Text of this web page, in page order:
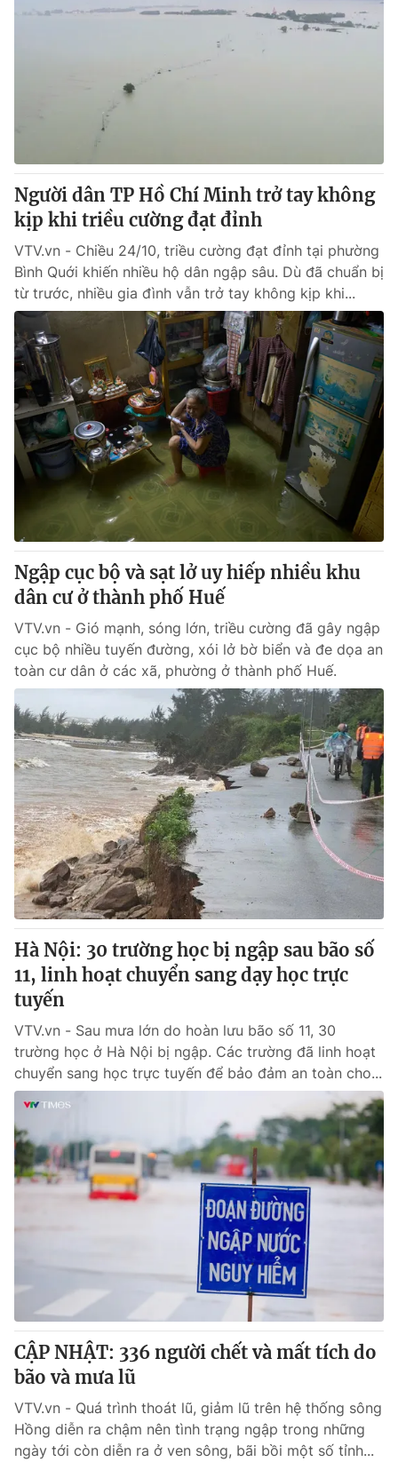
Người dân TP Hồ Chí Minh trở tay không
kịp khi triều cường đạt đỉnh
VTV.vn - Chiều 24/10, triều cường đạt đỉnh tại phường
Bình Quới khiến nhiều hộ dân ngập sâu. Dù đã chuẩn bị
từ trước, nhiều gia đình vẫn trở tay không kịp khi...
Ngập cục bộ và sạt lở uy hiếp nhiều khu
dân cư ở thành phố Huế
VTV.vn - Gió mạnh, sóng lớn, triều cường đã gây ngập
cục bộ nhiều tuyến đường, xói lở bờ biển và đe dọa an
toàn cư dân ở các xã, phường ở thành phố Huế.
Hà Nội: 30 trường học bị ngập sau bão số
11, linh hoạt chuyển sang dạy học trực
tuyến
VTV.vn - Sau mưa lớn do hoàn lưu bão số 11, 30
trường học ở Hà Nội bị ngập. Các trường đã linh hoạt
chuyển sang học trực tuyến để bảo đảm an toàn cho...
CẬP NHẬT: 336 người chết và mất tích do
bão và mưa lũ
VTV.vn - Quá trình thoát lũ, giảm lũ trên hệ thống sông
Hồng diễn ra chậm nên tình trạng ngập trong những
ngày tới còn diễn ra ở ven sông, bãi bồi một số tỉnh...